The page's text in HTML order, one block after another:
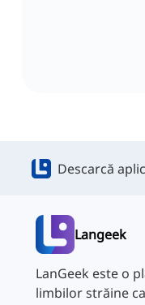
Descarcă
Langeek
LanGeek este o
limbilor străine